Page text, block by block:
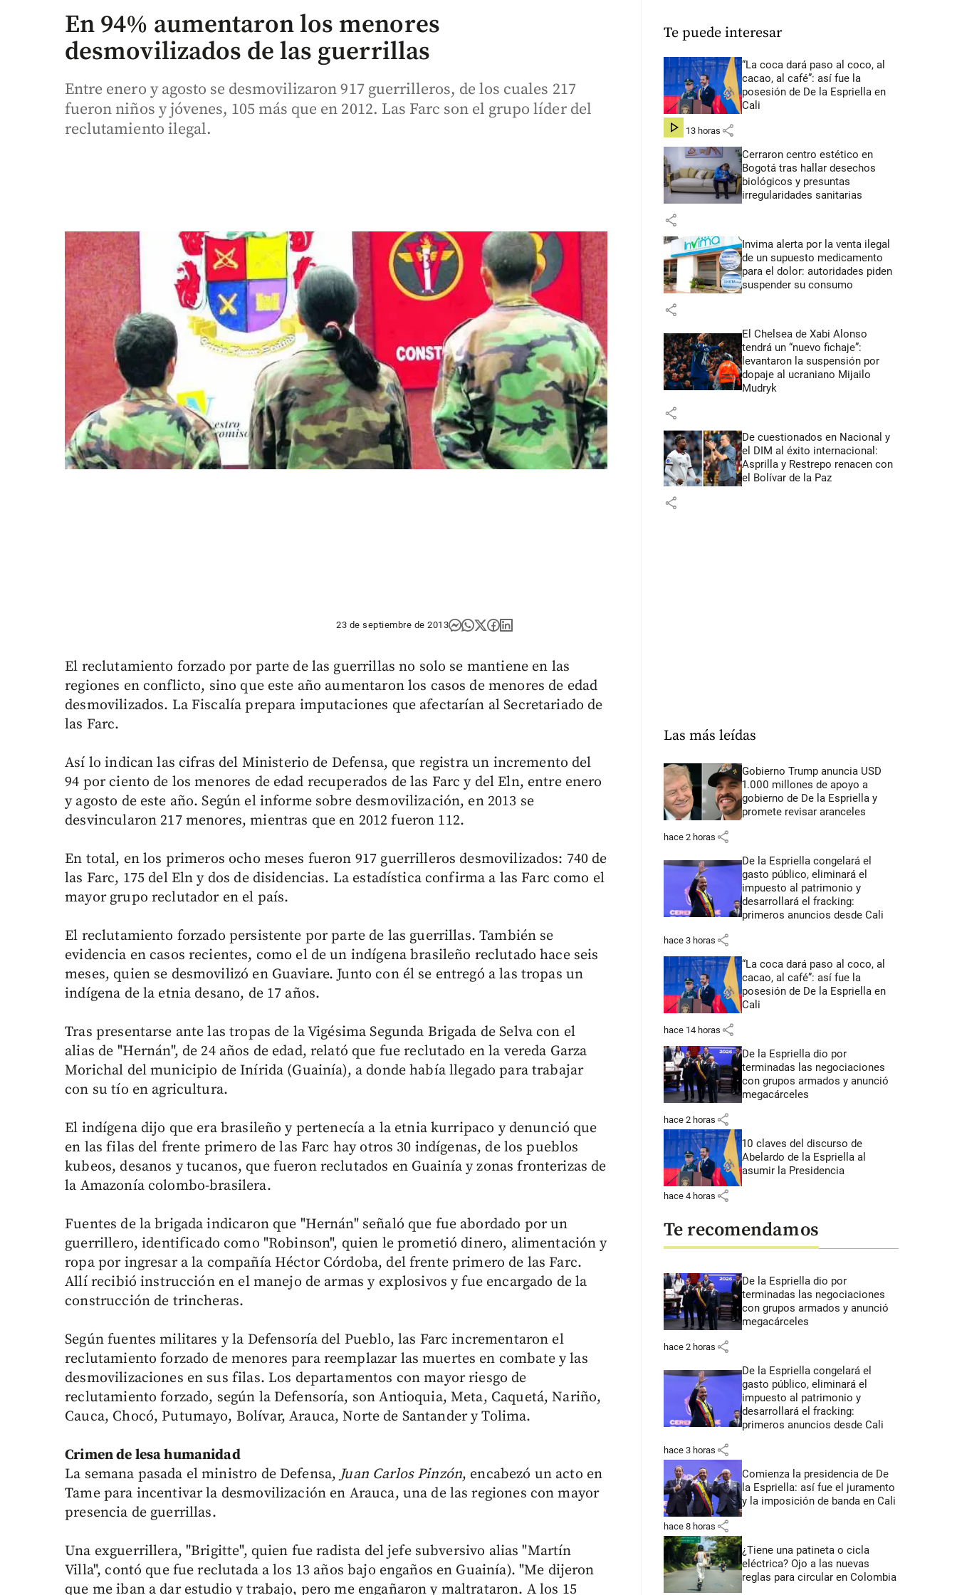
En 94% aumentaron los menores
desmovilizados de las guerrillas
Entre enero y agosto se desmovilizaron 917 guerrilleros, de los cuales 217
fueron niños y jóvenes, 105 más que en 2012. Las Farc son el grupo líder del
reclutamiento ilegal.
23 de septiembre de 2013
El reclutamiento forzado por parte de las guerrillas no solo se mantiene en las
regiones en conflicto, sino que este año aumentaron los casos de menores de edad
desmovilizados. La Fiscalía prepara imputaciones que afectarían al Secretariado de
las Farc.
Así lo indican las cifras del Ministerio de Defensa, que registra un incremento del
94 por ciento de los menores de edad recuperados de las Farc y del Eln, entre enero
y agosto de este año. Según el informe sobre desmovilización, en 2013 se
desvincularon 217 menores, mientras que en 2012 fueron 112.
En total, en los primeros ocho meses fueron 917 guerrilleros desmovilizados: 740 de
las Farc, 175 del Eln y dos de disidencias. La estadística confirma a las Farc como el
mayor grupo reclutador en el país.
El reclutamiento forzado persistente por parte de las guerrillas. También se
evidencia en casos recientes, como el de un indígena brasileño reclutado hace seis
meses, quien se desmovilizó en Guaviare. Junto con él se entregó a las tropas un
indígena de la etnia desano, de 17 años.
Tras presentarse ante las tropas de la Vigésima Segunda Brigada de Selva con el
alias de "Hernán", de 24 años de edad, relató que fue reclutado en la vereda Garza
Morichal del municipio de Inírida (Guainía), a donde había llegado para trabajar
con su tío en agricultura.
El indígena dijo que era brasileño y pertenecía a la etnia kurripaco y denunció que
en las filas del frente primero de las Farc hay otros 30 indígenas, de los pueblos
kubeos, desanos y tucanos, que fueron reclutados en Guainía y zonas fronterizas de
la Amazonía colombo-brasilera.
Fuentes de la brigada indicaron que "Hernán" señaló que fue abordado por un
guerrillero, identificado como "Robinson", quien le prometió dinero, alimentación y
ropa por ingresar a la compañía Héctor Córdoba, del frente primero de las Farc.
Allí recibió instrucción en el manejo de armas y explosivos y fue encargado de la
construcción de trincheras.
Según fuentes militares y la Defensoría del Pueblo, las Farc incrementaron el
reclutamiento forzado de menores para reemplazar las muertes en combate y las
desmovilizaciones en sus filas. Los departamentos con mayor riesgo de
reclutamiento forzado, según la Defensoría, son Antioquia, Meta, Caquetá, Nariño,
Cauca, Chocó, Putumayo, Bolívar, Arauca, Norte de Santander y Tolima.
Crimen de lesa humanidad
La semana pasada el ministro de Defensa,Juan Carlos Pinzón, encabezó un acto en
Tame para incentivar la desmovilización en Arauca, una de las regiones con mayor
presencia de guerrillas.
Una exguerrillera, "Brigitte", quien fue radista del jefe subversivo alias "Martín
Villa", contó que fue reclutada a los 13 años bajo engaños en Guainía). "Me dijeron
que me iban a dar estudio y trabajo, pero me engañaron y maltrataron. A los 15
Te puede interesar
“La coca dará paso al coco, al
cacao, al café”: así fue la
posesión de De la Espriella en
Cali
hace 13 horas share
Cerraron centro estético en
Bogotá tras hallar desechos
biológicos y presuntas
irregularidades sanitarias
share
Invima alerta por la venta ilegal
de un supuesto medicamento
para el dolor: autoridades piden
suspender su consumo
share
El Chelsea de Xabi Alonso
tendrá un “nuevo fichaje”:
levantaron la suspensión por
dopaje al ucraniano Mijailo
Mudryk
share
De cuestionados en Nacional y
el DIM al éxito internacional:
Asprilla y Restrepo renacen con
el Bolívar de la Paz
share
Las más leídas
Gobierno Trump anuncia USD
1.000 millones de apoyo a
gobierno de De la Espriella y
promete revisar aranceles
hace 2 horas share
De la Espriella congelará el
gasto público, eliminará el
impuesto al patrimonio y
desarrollará el fracking:
primeros anuncios desde Cali
hace 3 horas share
“La coca dará paso al coco, al
cacao, al café”: así fue la
posesión de De la Espriella en
Cali
hace 14 horas share
De la Espriella dio por
terminadas las negociaciones
con grupos armados y anunció
megacárceles
hace 2 horas share
10 claves del discurso de
Abelardo de la Espriella al
asumir la Presidencia
hace 4 horas share
Te recomendamos
De la Espriella dio por
terminadas las negociaciones
con grupos armados y anunció
megacárceles
hace 2 horas share
De la Espriella congelará el
gasto público, eliminará el
impuesto al patrimonio y
desarrollará el fracking:
primeros anuncios desde Cali
hace 3 horas share
Comienza la presidencia de De
la Espriella: así fue el juramento
y la imposición de banda en Cali
hace 8 horas share
¿Tiene una patineta o cicla
eléctrica? Ojo a las nuevas
reglas para circular en Colombia